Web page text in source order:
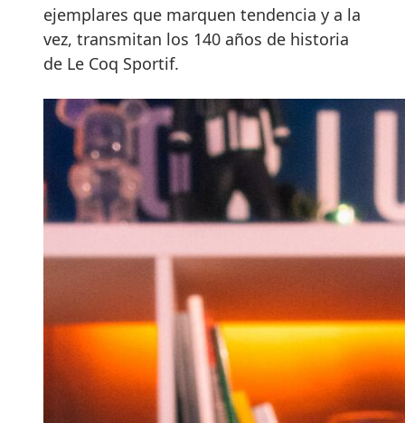
ejemplares que marquen tendencia y a la
vez, transmitan los 140 años de historia
de Le Coq Sportif.